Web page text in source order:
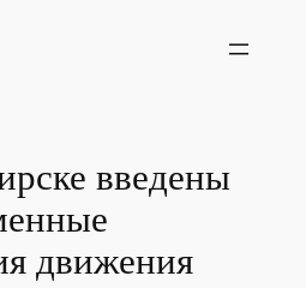
введены
движения